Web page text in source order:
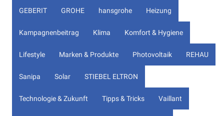
GEBERIT GROHE hansgrohe Heizung
Kampagnenbeitrag Klima Komfort & Hygiene
Lifestyle Marken & Produkte Photovoltaik REHAU
Sanipa Solar STIEBEL ELTRON
Technologie & Zukunft Tipps & Tricks Vaillant